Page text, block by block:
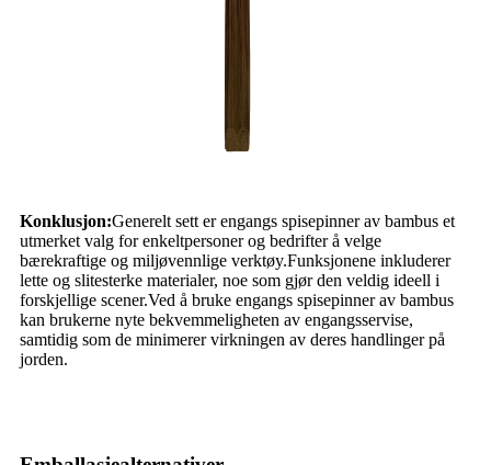
Konklusjon:Generelt sett er engangs spisepinner av bambus et
utmerket valg for enkeltpersoner og bedrifter å velge
bærekraftige og miljøvennlige verktøy.Funksjonene inkluderer
lette og slitesterke materialer, noe som gjør den veldig ideell i
forskjellige scener.Ved å bruke engangs spisepinner av bambus
kan brukerne nyte bekvemmeligheten av engangsservise,
samtidig som de minimerer virkningen av deres handlinger på
jorden.